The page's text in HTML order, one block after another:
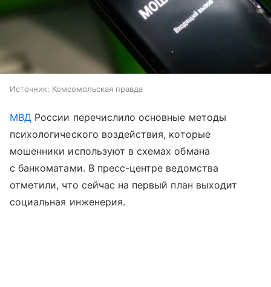
Источник: Комсомольская правда
МВД России перечислило основные методы
психологического воздействия, которые
мошенники используют в схемах обмана
с банкоматами. В пресс-центре ведомства
отметили, что сейчас на первый план выходит
социальная инженерия.